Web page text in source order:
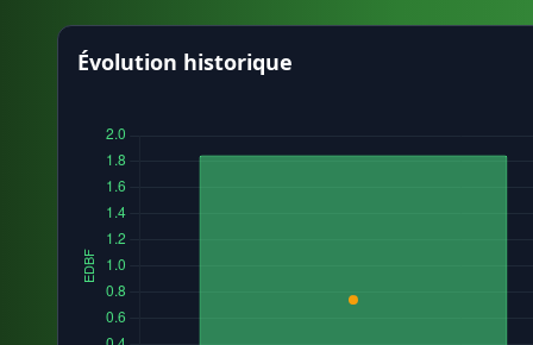
Évolution historique